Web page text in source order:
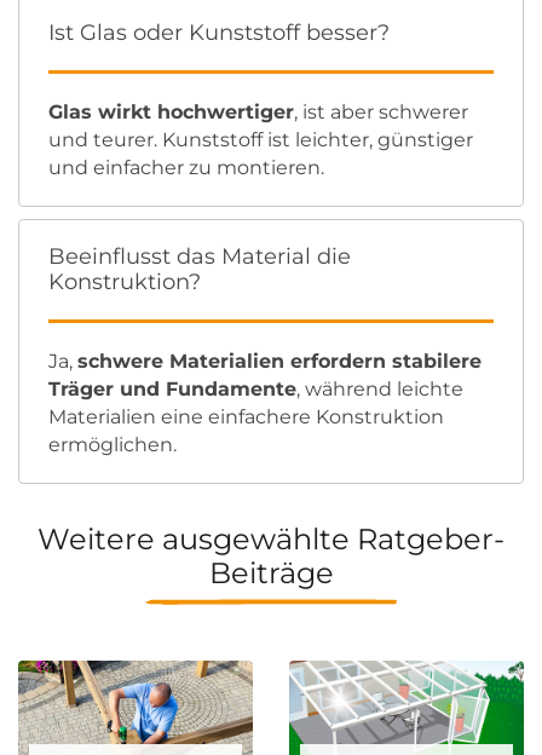
Ist Glas oder Kunststoff besser?
Glas wirkt hochwertiger, ist aber schwerer
und teurer. Kunststoff ist leichter, günstiger
und einfacher zu montieren.
Beeinflusst das Material die
Konstruktion?
Ja, schwere Materialien erfordern stabilere
Träger und Fundamente, während leichte
Materialien eine einfachere Konstruktion
ermöglichen.
Weitere ausgewählte Ratgeber-
Beiträge